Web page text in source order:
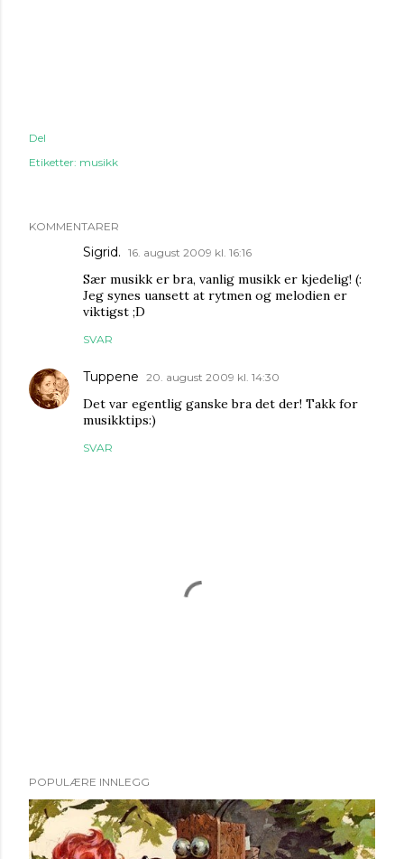
Del
Etiketter: musikk
KOMMENTARER
Sigrid. 16. august 2009 kl. 16:16
Sær musikk er bra, vanlig musikk er kjedelig! (:
Jeg synes uansett at rytmen og melodien er
viktigst ;D
SVAR
Tuppene 20. august 2009 kl. 14:30
Det var egentlig ganske bra det der! Takk for
musikktips:)
SVAR
e
g
g
POPULÆRE INNLEGG